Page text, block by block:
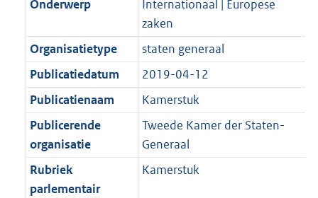
Onderwerp
Internationaal | Europese
zaken
Organisatietype
staten generaal
Publicatiedatum
2019-04-12
Publicatienaam
Kamerstuk
Publicerende
organisatie
Tweede Kamer der Staten-
Generaal
Rubriek
parlementair
Kamerstuk